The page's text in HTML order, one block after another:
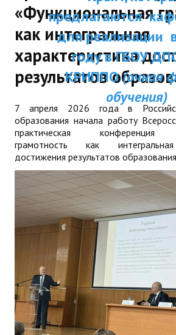
ДПО
Профессиональная переподготовка
Повышение квалификации
ДПП
предлагаются
для реализации
году в ГБОУ
КРИППО(очная
обучения)
«Функциональная
как интегральная
характеристика
результатов
7 апреля 2026 года в
образования начала работу
практическая конференция
грамотность как
достижения результатов